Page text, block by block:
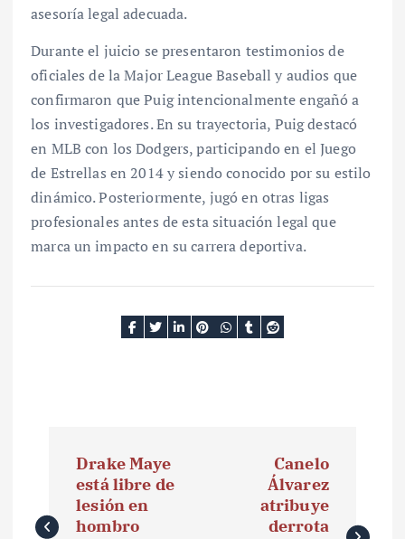
asesoría legal adecuada.
Durante el juicio se presentaron testimonios de
oficiales de la Major League Baseball y audios que
confirmaron que Puig intencionalmente engañó a
los investigadores. En su trayectoria, Puig destacó
en MLB con los Dodgers, participando en el Juego
de Estrellas en 2014 y siendo conocido por su estilo
dinámico. Posteriormente, jugó en otras ligas
profesionales antes de esta situación legal que
marca un impacto en su carrera deportiva.
v
Drake Maye
está libre de
lesión en
hombro
Canelo
Álvarez
atribuye
derrota